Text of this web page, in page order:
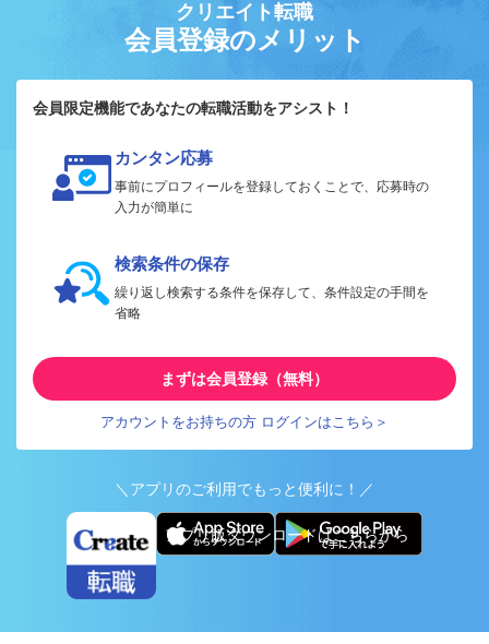
クリエイト転職
会員登録のメリット
会員限定機能であなたの転職活動をアシスト！
カンタン応募
事前にプロフィールを登録しておくことで、応募時の
入力が簡単に
検索条件の保存
繰り返し検索する条件を保存して、条件設定の手間を
省略
まずは会員登録（無料）
アカウントをお持ちの方 ログインはこちら＞
＼アプリのご利用でもっと便利に！／
アプリ版ダウンロードはこちらから